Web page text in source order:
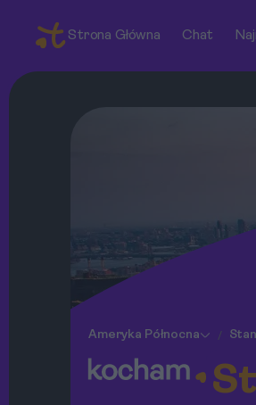
Strona Główna Chat
Ameryka Północna /